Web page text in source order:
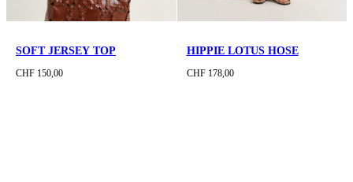
SOFT JERSEY TOP
CHF 150,00
HIPPIE LOTUS HOSE
CHF 178,00